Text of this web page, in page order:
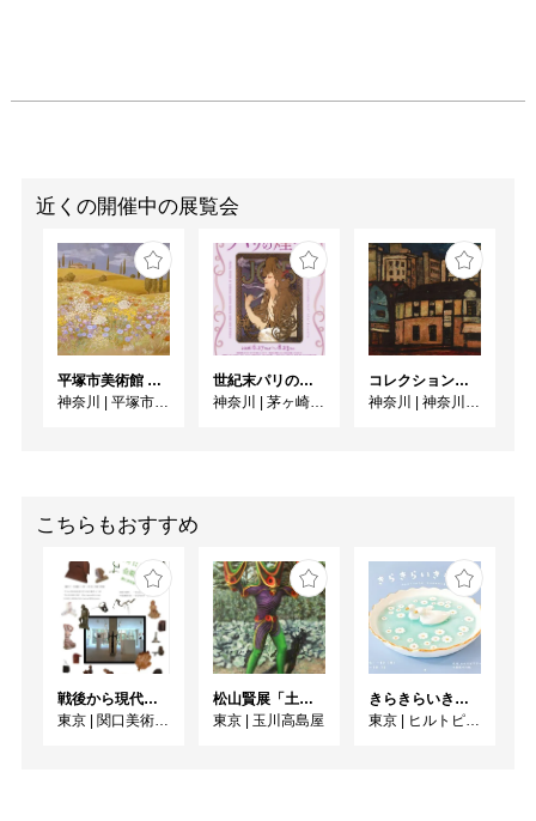
近くの開催中の展覧会
平塚市美術館 特集展 花の表現、その多様性／特別展示 新収蔵品展
神奈川
平塚市美術館
世紀末パリの煌めき ーOGATAコレクションにみるミュシャ、シェレ、ロートレック
神奈川
茅ヶ崎市美術館
コレクション展「鎌倉近代美術館」と昭和の美術
神奈川
神奈川県立近代美術館 葉山
こちらもおすすめ
戦後から現代の立体作家たち１ 8月11日まで会期延長
東京
関口美術館東館
松山賢展「土偶怪人、土器文様画」
東京
玉川高島屋
きらきらいきもの展 2026 ~のんびりぷかぷかなつやすみのまき~
東京
ヒルトピアアートスクエア